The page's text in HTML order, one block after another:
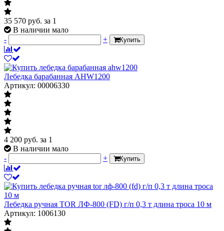
35 570 руб. за 1
В наличии мало
-
+ Купить
Лебедка барабанная AHW1200
Артикул: 00006330
4 200 руб. за 1
В наличии мало
-
+ Купить
Лебедка ручная TOR ЛФ-800 (FD) г/п 0,3 т длина троса 10 м
Артикул: 1006130